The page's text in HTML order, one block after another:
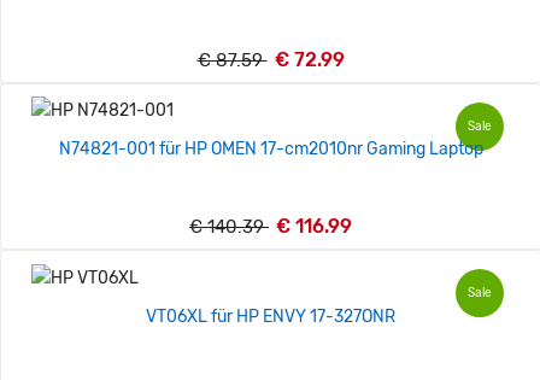
€ 87.59 € 72.99
Sale
N74821-001 für HP OMEN 17-cm2010nr Gaming Laptop
€ 140.39 € 116.99
Sale
VT06XL für HP ENVY 17-327ONR